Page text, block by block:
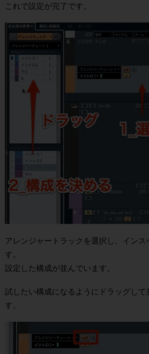
これで設定が完了です。
アレンジャートラックを選択し、インス
す。
設定した構成が並んでいます。
試したい構成になるようにドラッグして
す。